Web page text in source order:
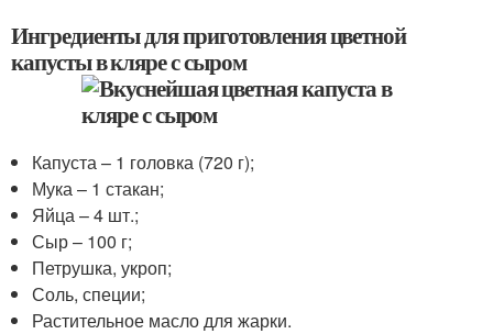
Ингредиенты для приготовления цветной
капусты в кляре с сыром
Капуста – 1 головка (720 г);
Мука – 1 стакан;
Яйца – 4 шт.;
Сыр – 100 г;
Петрушка, укроп;
Соль, специи;
Растительное масло для жарки.